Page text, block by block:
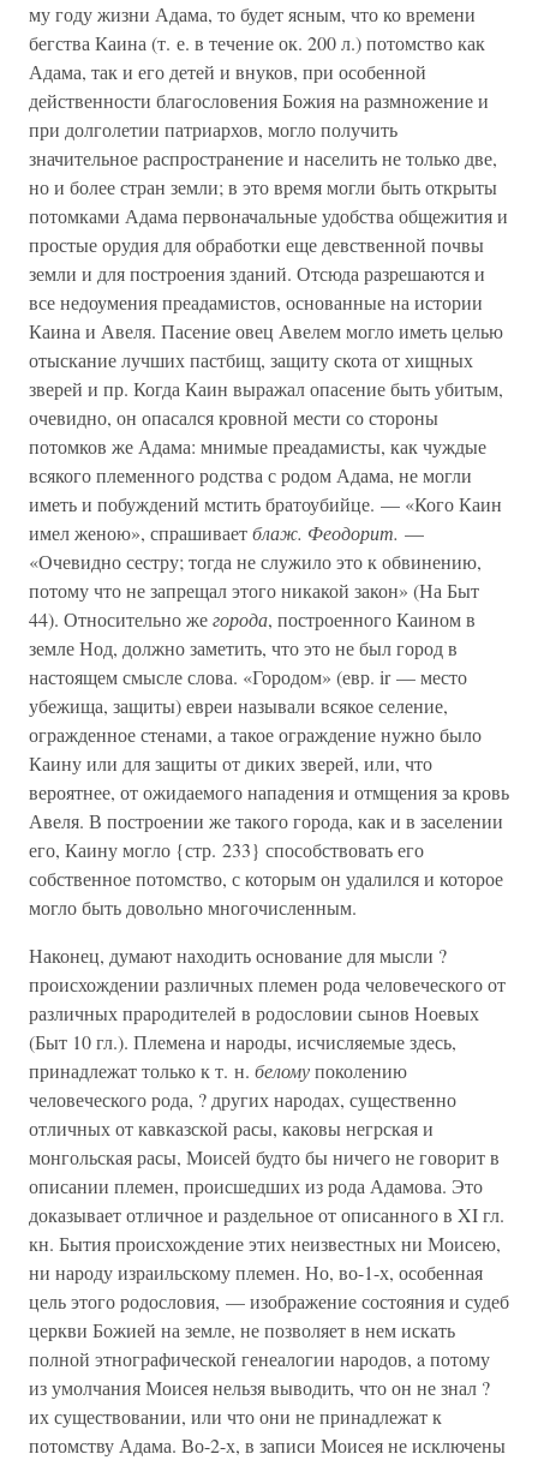
му году жизни Адама, то будет ясным, что ко времени
бегства Каина (т. е. в течение ок. 200 л.) потомство как
Адама, так и его детей и внуков, при особенной
действенности благословения Божия на размножение и
при долголетии патриархов, могло получить
значительное распространение и населить не только две,
но и более стран земли; в это время могли быть открыты
потомками Адама первоначальные удобства общежития и
простые орудия для обработки еще девственной почвы
земли и для построения зданий. Отсюда разрешаются и
все недоумения преадамистов, основанные на истории
Каина и Авеля. Пасение овец Авелем могло иметь целью
отыскание лучших пастбищ, защиту скота от хищных
зверей и пр. Когда Каин выражал опасение быть убитым,
очевидно, он опасался кровной мести со стороны
потомков же Адама: мнимые преадамисты, как чуждые
всякого племенного родства с родом Адама, не могли
иметь и побуждений мстить братоубийце. — «Кого Каин
имел женою», спрашиваетблаж. Феодорит. —
«Очевидно сестру; тогда не служило это к обвинению,
потому что не запрещал этого никакой закон» (На Быт
44). Относительно жегорода, построенного Каином в
земле Нод, должно заметить, что это не был город в
настоящем смысле слова. «Городом» (евр. ir — место
убежища, защиты) евреи называли всякое селение,
огражденное стенами, а такое ограждение нужно было
Каину или для защиты от диких зверей, или, что
вероятнее, от ожидаемого нападения и отмщения за кровь
Авеля. В построении же такого города, как и в заселении
его, Каину могло {стр. 233} способствовать его
собственное потомство, с которым он удалился и которое
могло быть довольно многочисленным.
Наконец, думают находить основание для мысли ?
происхождении различных племен рода человеческого от
различных прародителей в родословии сынов Ноевых
(Быт 10 гл.). Племена и народы, исчисляемые здесь,
принадлежат только к т. н. беломупоколению
человеческого рода, ? других народах, существенно
отличных от кавказской расы, каковы негрская и
монгольская расы, Моисей будто бы ничего не говорит в
описании племен, происшедших из рода Адамова. Это
доказывает отличное и раздельное от описанного в XI гл.
кн. Бытия происхождение этих неизвестных ни Моисею,
ни народу израильскому племен. Но, во-1-х, особенная
цель этого родословия, — изображение состояния и судеб
церкви Божией на земле, не позволяет в нем искать
полной этнографической генеалогии народов, a потому
из умолчания Моисея нельзя выводить, что он не знал ?
их существовании, или что они не принадлежат к
потомству Адама. Во-2-х, в записи Моисея не исключены